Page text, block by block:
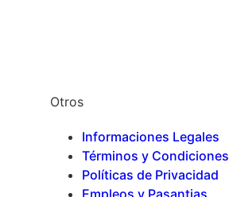
Otros
Informaciones Legales
Términos y Condiciones
Políticas de Privacidad
Empleos y Pasantias